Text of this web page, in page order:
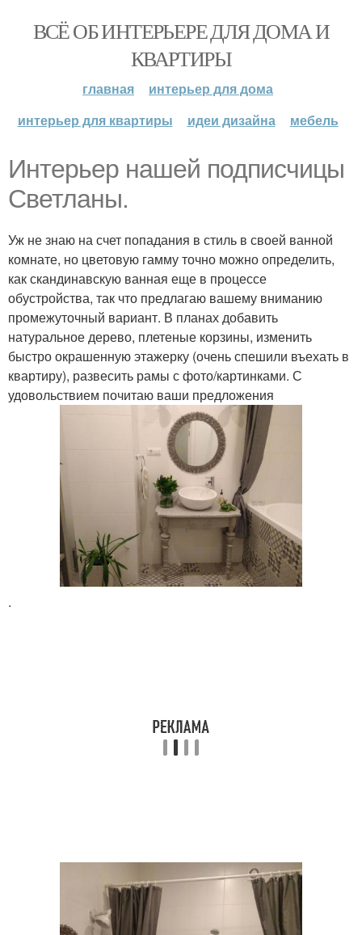
ВСЁ ОБ ИНТЕРЬЕРЕ ДЛЯ ДОМА И
КВАРТИРЫ
главная
интерьер для дома
интерьер для квартиры
идеи дизайна мебель
Интерьер нашей подписчицы
Светланы.
Уж не знаю на счет попадания в стиль в своей ванной
комнате, но цветовую гамму точно можно определить,
как скандинавскую ванная еще в процессе
обустройства, так что предлагаю вашему вниманию
промежуточный вариант. В планах добавить
натуральное дерево, плетеные корзины, изменить
быстро окрашенную этажерку (очень спешили въехать в
квартиру), развесить рамы с фото/картинками. С
удовольствием почитаю ваши предложения
.